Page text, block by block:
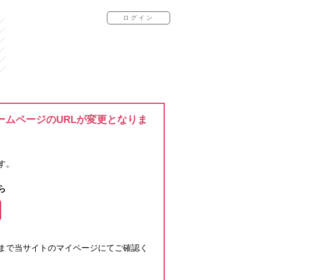
ログイン
ページのURLが変更となりま
当サイトのマイページにてご確認く